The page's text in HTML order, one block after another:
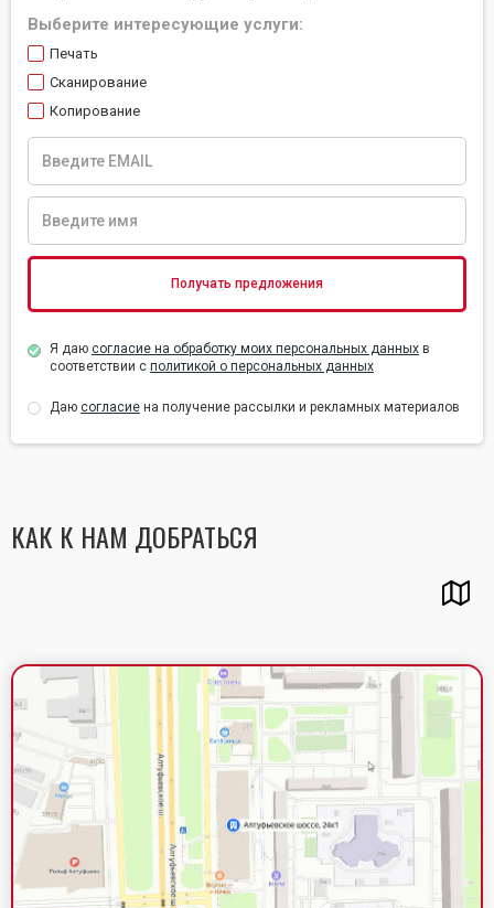
Выберите интересующие услуги:
Печать
Сканирование
Копирование
Я даю согласие на обработку моих персональных данных в
соответствии с политикой о персональных данных
Даю согласие на получение рассылки и рекламных материалов
КАК К НАМ ДОБРАТЬСЯ